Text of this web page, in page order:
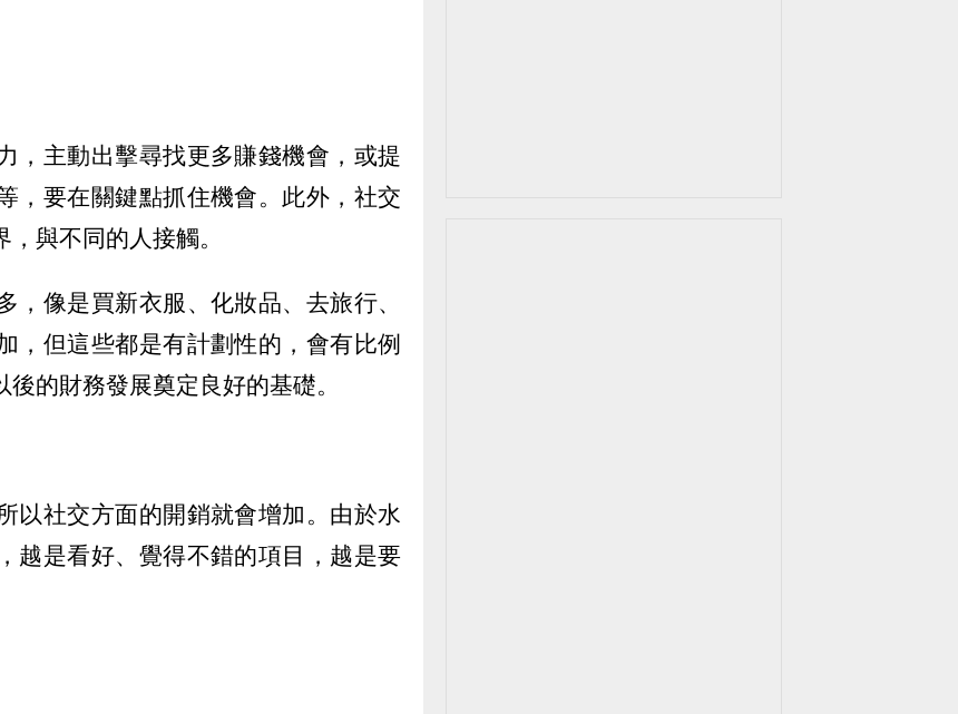
，主動出擊尋找更多賺錢機會，或提
，要在關鍵點抓住機會。此外，社交
與不同的人接觸。
，像是買新衣服、化妝品、去旅行、
，但這些都是有計劃性的，會有比例
的財務發展奠定良好的基礎。
以社交方面的開銷就會增加。由於水
越是看好、覺得不錯的項目，越是要